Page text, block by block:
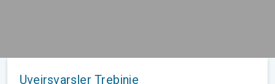
Uvejrsvarsler Trebinje